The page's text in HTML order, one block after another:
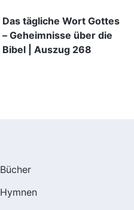
Das tägliche Wort Gottes
– Geheimnisse über die
Bibel | Auszug 268
Bücher
Hymnen